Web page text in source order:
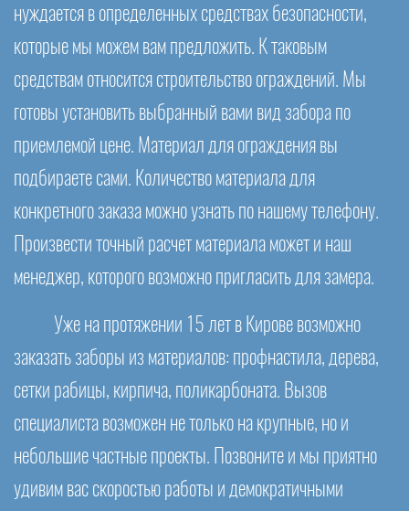
нуждается в определенных средствах безопасности,
которые мы можем вам предложить. К таковым
средствам относится строительство ограждений. Мы
готовы установить выбранный вами вид забора по
приемлемой цене. Материал для ограждения вы
подбираете сами. Количество материала для
конкретного заказа можно узнать по нашему телефону.
Произвести точный расчет материала может и наш
менеджер, которого возможно пригласить для замера.
Уже на протяжении 15 лет в Кирове возможно
заказать заборы из материалов: профнастила, дерева,
сетки рабицы, кирпича, поликарбоната. Вызов
специалиста возможен не только на крупные, но и
небольшие частные проекты. Позвоните и мы приятно
удивим вас скоростью работы и демократичными